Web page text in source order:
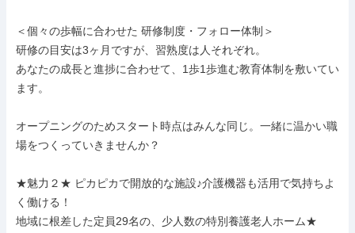
＜個々の歩幅に合わせた 研修制度・フォロー体制＞
研修の目安は3ヶ月ですが、習熟度は人それぞれ。
あなたの成長と進捗に合わせて、1歩1歩進む教育体制を敷いてい
ます。
オープニングのためスタート時点はみんな同じ。一緒に温かい職
場をつくっていきませんか？
★魅力２★ ピカピカで開放的な施設♪介護機器も活用で気持ちよ
く働ける！
地域に根差した定員29名の、少人数の特別養護老人ホーム★